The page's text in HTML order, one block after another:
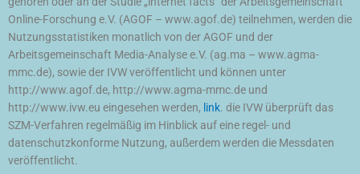
Online-Forschung e.V. (AGOF – www.agof.de) teilnehmen, werden die
Nutzungsstatistiken monatlich von der AGOF und der
Arbeitsgemeinschaft Media-Analyse e.V. (ag.ma – www.agma-
mmc.de), sowie der IVW veröffentlicht und können unter
http://www.agof.de, http://www.agma-mmc.de und
http://www.ivw.eu eingesehen werden, link. die IVW überprüft das
SZM-Verfahren regelmäßig im Hinblick auf eine regel- und
datenschutzkonforme Nutzung, außerdem werden die Messdaten
veröffentlicht.